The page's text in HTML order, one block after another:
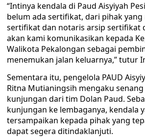
“Intinya kendala di Paud Aisyiyah
belum ada sertifikat, dari pihak
sertifikat dan notaris arsip sertifikat
akan kami komunikasikan kepada
Walikota Pekalongan sebagai
menemukan jalan keluarnya,” tutur
Sementara itu, pengelola PAUD
Ritna Mutianingsih mengaku
kunjungan dari tim Dolan Paud.
kunjungan ke lembaganya, kendala
tersampaikan kepada pihak yang
dapat segera ditindaklanjuti.